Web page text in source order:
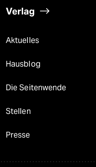
Verlag
Aktuelles
Hausblog
Die Seitenwende
Stellen
Presse